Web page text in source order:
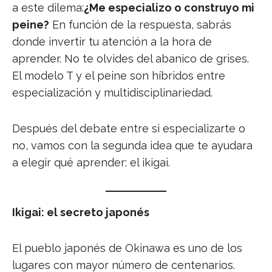
a este dilema:¿Me especializo o construyo mi
peine? En función de la respuesta, sabrás
donde invertir tu atención a la hora de
aprender. No te olvides del abanico de grises.
El modelo T y el peine son híbridos entre
especialización y multidisciplinariedad.
Después del debate entre si especializarte o
no, vamos con la segunda idea que te ayudara
a elegir qué aprender: el ikigai.
Ikigai: el secreto japonés
El pueblo japonés de Okinawa es uno de los
lugares con mayor número de centenarios.